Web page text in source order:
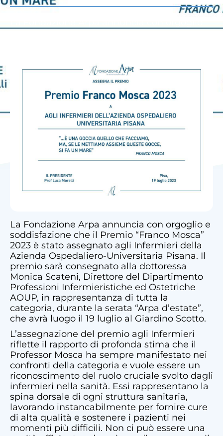
La Fondazione Arpa annuncia con orgoglio e
soddisfazione che il Premio “Franco Mosca”
2023 è stato assegnato agli Infermieri della
Azienda Ospedaliero-Universitaria Pisana. Il
premio sarà consegnato alla dottoressa
Monica Scateni, Direttore del Dipartimento
Professioni Infermieristiche ed Ostetriche
AOUP, in rappresentanza di tutta la
categoria, durante la serata “Arpa d’estate”,
che avrà luogo il 19 luglio al Giardino Scotto.
L’assegnazione del premio agli Infermieri
riflette il rapporto di profonda stima che il
Professor Mosca ha sempre manifestato nei
confronti della categoria e vuole essere un
riconoscimento del ruolo cruciale svolto dagli
infermieri nella sanità. Essi rappresentano la
spina dorsale di ogni struttura sanitaria,
lavorando instancabilmente per fornire cure
di alta qualità e sostenere i pazienti nei
momenti più difficili. Non ci può essere una